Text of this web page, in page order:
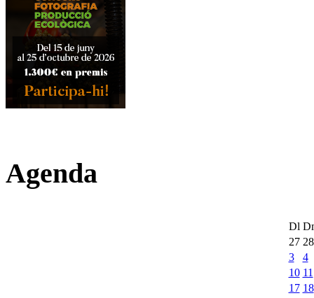
Agenda
Dl
27 28
3
4
10 11
17 18